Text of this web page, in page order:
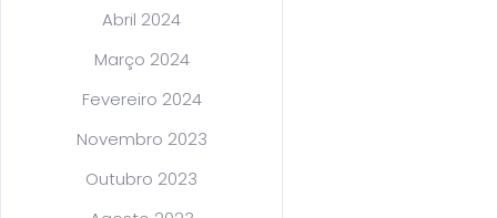
Abril 2024
Março 2024
Fevereiro 2024
Novembro 2023
Outubro 2023